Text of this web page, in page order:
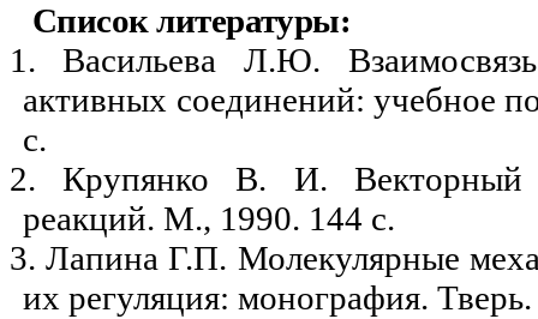
Список литературы:
1.
Васильева Л.Ю.
активных соединений: учебное
с.
2.
Крупянко В. И. Векторный
реакций. М., 1990. 144 с.
3. Лапина Г.П. Молекулярные
их регуляция: монография.